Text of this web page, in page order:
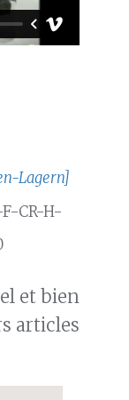
Lagern]
CR-H-
et bien
articles